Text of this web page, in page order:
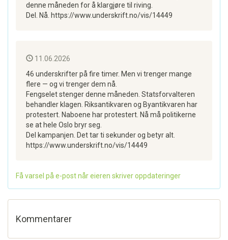
denne måneden for å klargjøre til riving.
Del. Nå. https://www.underskrift.no/vis/14449
11.06.2026
46 underskrifter på fire timer. Men vi trenger mange
flere — og vi trenger dem nå.
Fengselet stenger denne måneden. Statsforvalteren
behandler klagen. Riksantikvaren og Byantikvaren har
protestert. Naboene har protestert. Nå må politikerne
se at hele Oslo bryr seg.
Del kampanjen. Det tar ti sekunder og betyr alt.
https://www.underskrift.no/vis/14449
Få varsel på e-post når eieren skriver oppdateringer
Kommentarer